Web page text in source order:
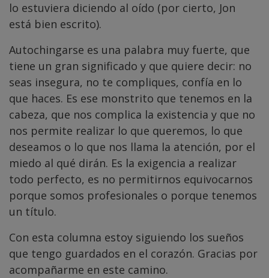
lo estuviera diciendo al oído (por cierto, Jon
está bien escrito).
Autochingarse es una palabra muy fuerte, que
tiene un gran significado y que quiere decir: no
seas insegura, no te compliques, confía en lo
que haces. Es ese monstrito que tenemos en la
cabeza, que nos complica la existencia y que no
nos permite realizar lo que queremos, lo que
deseamos o lo que nos llama la atención, por el
miedo al qué dirán. Es la exigencia a realizar
todo perfecto, es no permitirnos equivocarnos
porque somos profesionales o porque tenemos
un título.
Con esta columna estoy siguiendo los sueños
que tengo guardados en el corazón. Gracias por
acompañarme en este camino.